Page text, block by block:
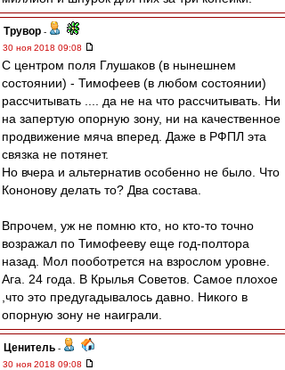
Трувор -
30 ноя 2018 09:08
С центром поля Глушаков (в нынешнем
состоянии) - Тимофеев (в любом состоянии)
рассчитывать .... да не на что рассчитывать. Ни
на запертую опорную зону, ни на качественное
продвижение мяча вперед. Даже в РФПЛ эта
связка не потянет.
Но вчера и альтернатив особенно не было. Что
Кононову делать то? Два состава.
Впрочем, уж не помню кто, но кто-то точно
возражал по Тимофееву еще год-полтора
назад. Мол пооботрется на взрослом уровне.
Ага. 24 года. В Крылья Советов. Самое плохое
,что это предугадывалось давно. Никого в
опорную зону не наиграли.
Ценитель -
30 ноя 2018 09:08